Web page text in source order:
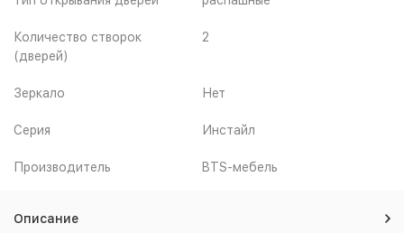
Количество створок
(дверей)
2
Зеркало Нет
Серия Инстайл
Производитель BTS-мебель
Описание